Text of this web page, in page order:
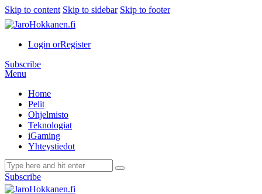
Skip to content Skip to sidebar Skip to footer
Login orRegister
Subscribe
Menu
Home
Pelit
Ohjelmisto
Teknologiat
iGaming
Yhteystiedot
Subscribe